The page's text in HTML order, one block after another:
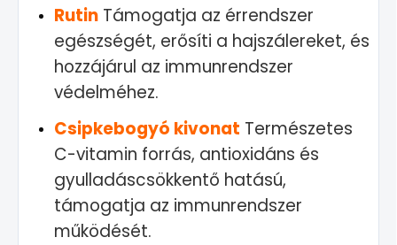
Rutin Támogatja az érrendszer
egészségét, erősíti a hajszálereket, és
hozzájárul az immunrendszer
védelméhez.
Csipkebogyó kivonat Természetes
C-vitamin forrás, antioxidáns és
gyulladáscsökkentő hatású,
támogatja az immunrendszer
működését.